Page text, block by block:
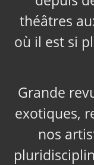
théâtres
où il est si
Grande
exotiques,
nos